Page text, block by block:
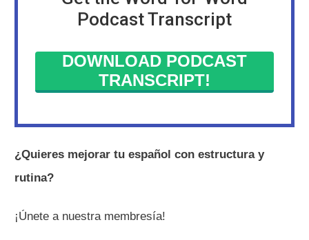
Podcast Transcript
DOWNLOAD PODCAST
TRANSCRIPT!
¿Quieres mejorar tu español con estructura y
rutina?
¡Únete a nuestra membresía!